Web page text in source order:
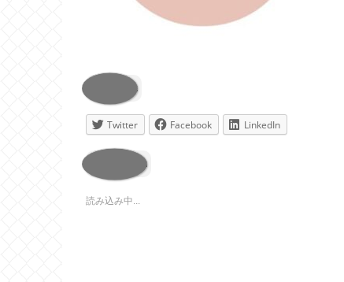
共有:
Twitter Facebook LinkedIn
いいね:
読み込み中...